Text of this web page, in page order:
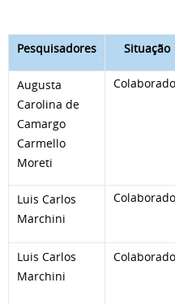
Pesquisadores Situação
Augusta
Carolina de
Camargo
Carmello
Moreti
Luis Carlos
Marchini
Luis Carlos
Marchini